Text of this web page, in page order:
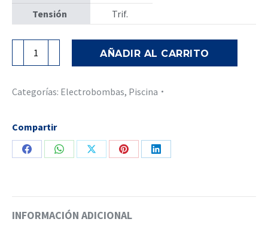
Tensión
Trif.
POOL4
-
PENTAX
cantidad
AÑADIR AL CARRITO
Categorías: Electrobombas, Piscina
Compartir
Share
Share
Share
Share
Share
INFORMACIÓN ADICIONAL